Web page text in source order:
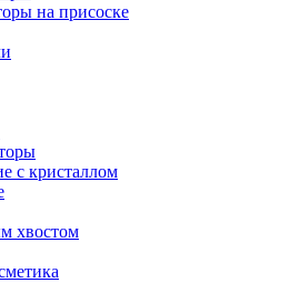
на присоске
с кристаллом
хвостом